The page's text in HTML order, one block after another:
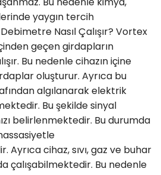
yaygın tercih
Nasıl Çalışır? Vortex
geçen girdapların
Bu nedenle cihazın içine
oluşturur. Ayrıca bu
algılanarak elektrik
Bu şekilde sinyal
belirlenmektedir. Bu durumda
cihaz, sıvı, gaz ve buhar
çalışabilmektedir. Bu nedenle